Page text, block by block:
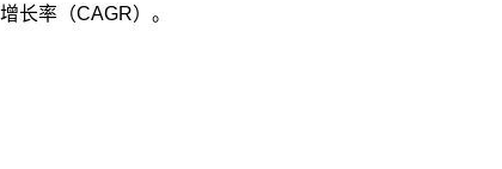
长率（CAGR）。